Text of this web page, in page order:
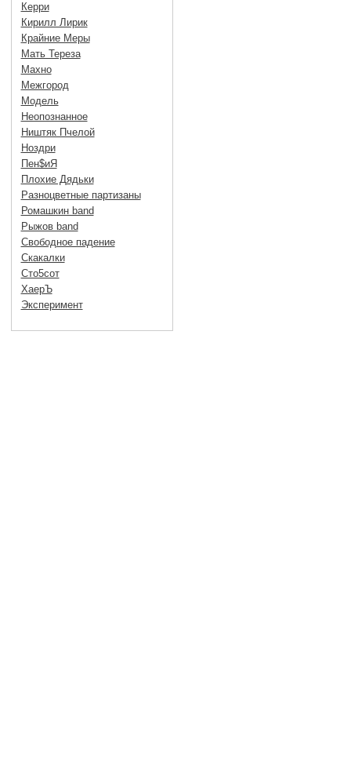
Керри
Кирилл Лирик
Крайние Меры
Мать Тереза
Махно
Межгород
Модель
Неопознанное
Ништяк Пчелой
Ноздри
Пен$иЯ
Плохие Дядьки
Разноцветные партизаны
Ромашкин band
Рыжов band
Свободное падение
Скакалки
Сто5сот
ХаерЪ
Эксперимент